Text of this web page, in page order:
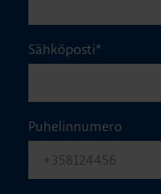
Sähköposti*
Puhelinnumero